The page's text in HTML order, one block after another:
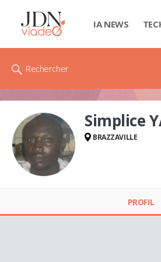
IA NEWS
Rechercher
Simplice
BRAZZAVILLE
PROFIL